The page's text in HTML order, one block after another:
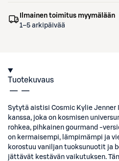
Ilmainen toimitus myymälään
1–5 arkipäivää
Tuotekuvaus
Sytytä aistisi Cosmic Kylie Jenner
kanssa, joka on kosmisen
rohkea, pihkainen gourmand -
on kermaisempi, lämpimämpi ja
korostuu vaniljan tuoksunuotit ja
jättävät kestävän vaikutuksen.